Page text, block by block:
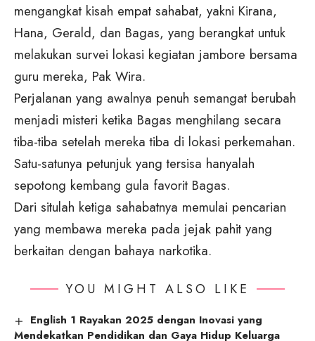
mengangkat kisah empat sahabat, yakni Kirana,
Hana, Gerald, dan Bagas, yang berangkat untuk
melakukan survei lokasi kegiatan jambore bersama
guru mereka, Pak Wira.
Perjalanan yang awalnya penuh semangat berubah
menjadi misteri ketika Bagas menghilang secara
tiba-tiba setelah mereka tiba di lokasi perkemahan.
Satu-satunya petunjuk yang tersisa hanyalah
sepotong kembang gula favorit Bagas.
Dari situlah ketiga sahabatnya memulai pencarian
yang membawa mereka pada jejak pahit yang
berkaitan dengan bahaya narkotika.
YOU MIGHT ALSO LIKE
English 1 Rayakan 2025 dengan Inovasi yang
Mendekatkan Pendidikan dan Gaya Hidup Keluarga